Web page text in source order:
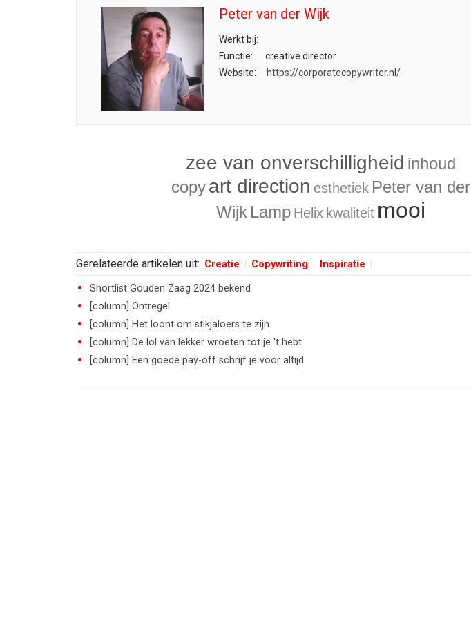
Peter van der Wijk
Werkt bij:
Functie:
creative director
Website:
https://corporatecopywriter.nl/
zee van onverschilligheid inhoud
copyart direction esthetiek Peter van der
Wijk Lamp Helix kwaliteit mooi
Gerelateerde artikelen uit: Creatie Copywriting Inspiratie
Shortlist Gouden Zaag 2024 bekend
[column] Ontregel
[column] Het loont om stikjaloers te zijn
[column] De lol van lekker wroeten tot je 't hebt
[column] Een goede pay-off schrijf je voor altijd